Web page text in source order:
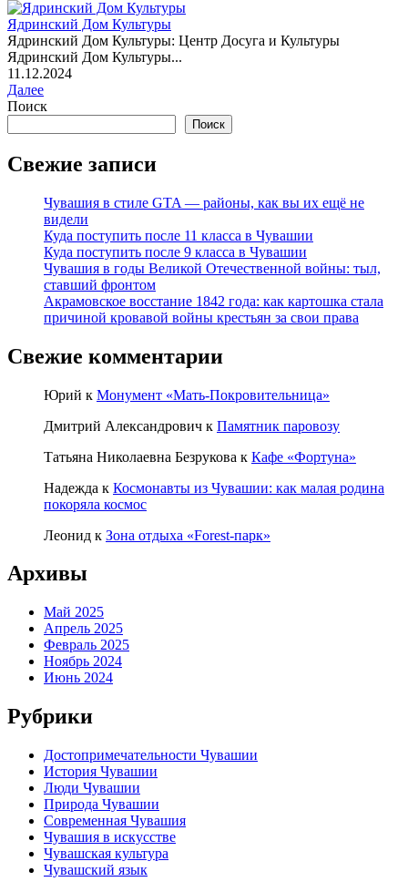
Ядринский Дом Культуры
Ядринский Дом Культуры: Центр Досуга и Культуры
Ядринский Дом Культуры...
11.12.2024
Далее
Поиск
Поиск
Свежие записи
Чувашия в стиле GTA — районы, как вы их ещё не
видели
Куда поступить после 11 класса в Чувашии
Куда поступить после 9 класса в Чувашии
Чувашия в годы Великой Отечественной войны: тыл,
ставший фронтом
Акрамовское восстание 1842 года: как картошка стала
причиной кровавой войны крестьян за свои права
Свежие комментарии
Юрий к Монумент «Мать-Покровительница»
Дмитрий Александрович к Памятник паровозу
Татьяна Николаевна Безрукова к Кафе «Фортуна»
Надежда к Космонавты из Чувашии: как малая родина
покоряла космос
Леонид к Зона отдыха «Forest-парк»
Архивы
Май 2025
Апрель 2025
Февраль 2025
Ноябрь 2024
Июнь 2024
Рубрики
Достопримечательности Чувашии
История Чувашии
Люди Чувашии
Природа Чувашии
Современная Чувашия
Чувашия в искусстве
Чувашская культура
Чувашский язык